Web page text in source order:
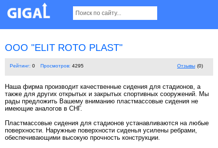
ООО "ELIT ROTO PLAST"
Рейтинг: 0 Просмотров: 4295 Отзывы (0)
Наша фирма производит качественные сидения для стадионов, а
также для других открытых и закрытых спортивных сооружений. Мы
рады предложить Вашему вниманию пластмассовые сидения не
имеющие аналогов в СНГ.
Пластмассовые сидения для стадионов устанавливаются на любые
поверхности. Наружные поверхности сиденья усилены ребрами,
обеспечивающими высокую прочность конструкции.